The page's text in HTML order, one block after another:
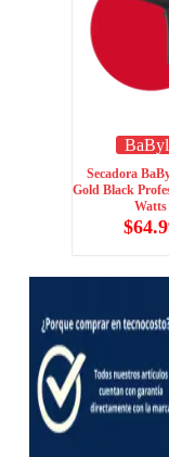
Secadora
Gold Black
Watts
$